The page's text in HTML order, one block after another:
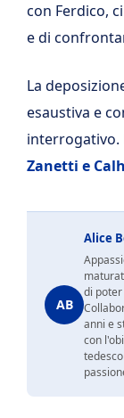
con Ferdico,
e di
La
esaustiva e
interrogativo.
Zanetti e
AB
Alice
di
anni e
con